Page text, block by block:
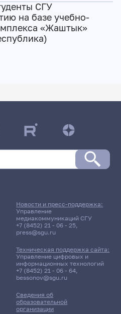
СГУ
на базе учебно-
«Жаштык»
Сведения об
образовательной
организации
Новости и пресс-поддержка:
Управление
медиакоммуникаций СГУ
+7 (8452) 21 - 06 - 25,
press@sgu.ru
Техническая поддержка сайта:
Управление цифровых и
информационных технологий
+7 (8452) 21 - 06 - 64,
bessonov@sgu.ru